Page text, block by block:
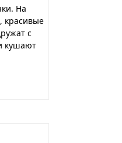
На
красивые
с
кушают